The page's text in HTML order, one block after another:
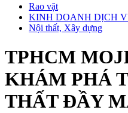
Rao vặt
KINH DOANH DỊCH
Nội thất, Xây dựng
TPHCM
KHÁM PHÁ
THẤT ĐẦY